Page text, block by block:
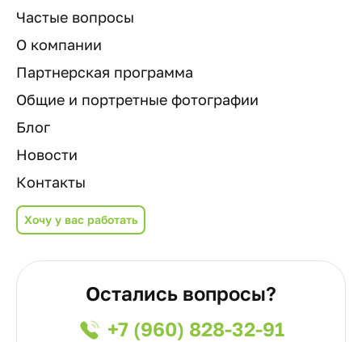
Частые вопросы
О компании
Партнерская программа
Общие и портретные фотографии
Блог
Новости
Контакты
Хочу у вас работать
Остались вопросы?
+7 (960) 828-32-91